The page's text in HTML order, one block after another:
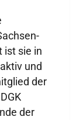
ist sie in
und
der
der